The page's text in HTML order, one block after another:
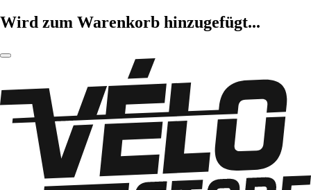
Wird zum Warenkorb hinzugefügt...